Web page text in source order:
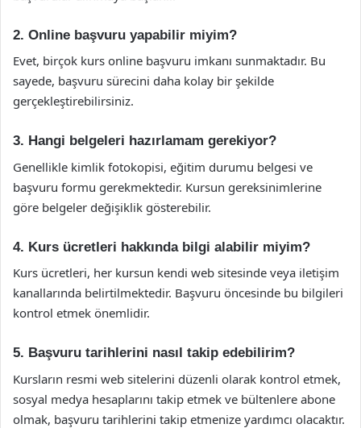
2. Online başvuru yapabilir miyim?
Evet, birçok kurs online başvuru imkanı sunmaktadır. Bu
sayede, başvuru sürecini daha kolay bir şekilde
gerçekleştirebilirsiniz.
3. Hangi belgeleri hazırlamam gerekiyor?
Genellikle kimlik fotokopisi, eğitim durumu belgesi ve
başvuru formu gerekmektedir. Kursun gereksinimlerine
göre belgeler değişiklik gösterebilir.
4. Kurs ücretleri hakkında bilgi alabilir miyim?
Kurs ücretleri, her kursun kendi web sitesinde veya iletişim
kanallarında belirtilmektedir. Başvuru öncesinde bu bilgileri
kontrol etmek önemlidir.
5. Başvuru tarihlerini nasıl takip edebilirim?
Kursların resmi web sitelerini düzenli olarak kontrol etmek,
sosyal medya hesaplarını takip etmek ve bültenlere abone
olmak, başvuru tarihlerini takip etmenize yardımcı olacaktır.